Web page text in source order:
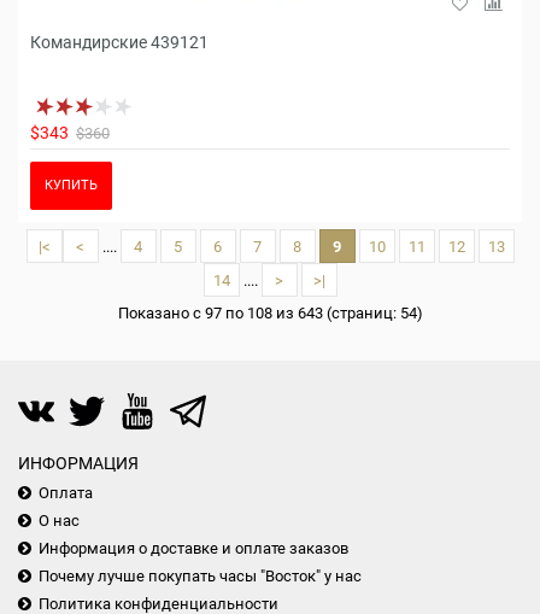
Командирские 439121
$343 $360
КУПИТЬ
|< < .... 4 5 6 7 8 9 10 11 12
13
14
.... >
>|
Показано с 97 по 108 из 643 (страниц: 54)
ИНФОРМАЦИЯ
Оплата
О нас
Информация о доставке и оплате заказов
Почему лучше покупать часы "Восток" у нас
Политика конфиденциальности